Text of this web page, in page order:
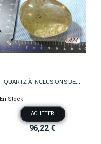
QUARTZ À INCLUSIONS DE...
En Stock
ACHETER
96,22 €